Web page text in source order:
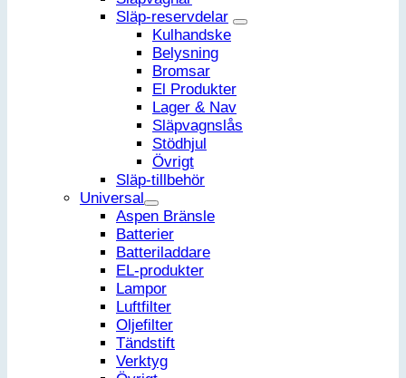
Släp-reservdelar
Kulhandske
Belysning
Bromsar
El Produkter
Lager & Nav
Släpvagnslås
Stödhjul
Övrigt
Släp-tillbehör
Universal
Aspen Bränsle
Batterier
Batteriladdare
EL-produkter
Lampor
Luftfilter
Oljefilter
Tändstift
Verktyg